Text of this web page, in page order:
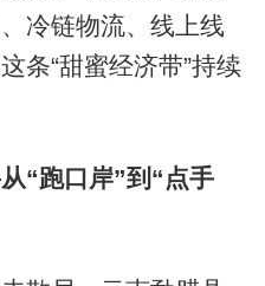
冷链物流、线上线
条“甜蜜经济带”持续
跑口岸”到“点手